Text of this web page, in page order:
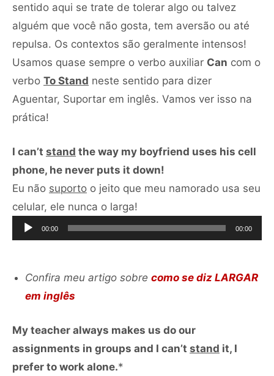
sentido aqui se trate de tolerar algo ou talvez
alguém que você não gosta, tem aversão ou até
repulsa. Os contextos são geralmente intensos!
Usamos quase sempre o verbo auxiliar Can com o
verbo To Stand neste sentido para dizer
Aguentar, Suportar em inglês. Vamos ver isso na
prática!
I can’t stand the way my boyfriend uses his cell
phone, he never puts it down!
Eu não suporto o jeito que meu namorado usa seu
celular, ele nunca o larga!
de
áudio
00:00 00:00
Confira meu artigo sobre como se diz LARGAR
em inglês
My teacher always makes us do our
assignments in groups and I can’t stand it, I
prefer to work alone.*